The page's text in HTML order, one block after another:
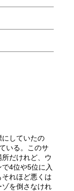
にしていたの
いる。このサ
だけれど、ウ
4位や5位に入
れほど悪くは
を倒さなけれ